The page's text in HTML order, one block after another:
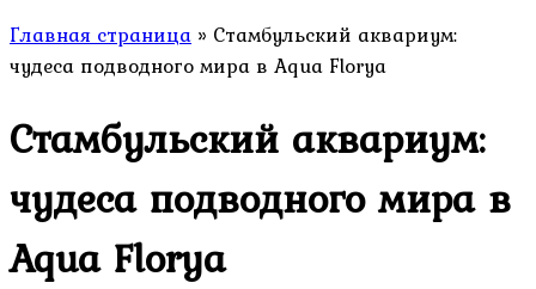
Главная страница » Стамбульский аквариум:
чудеса подводного мира в Aqua Florya
Стамбульский аквариум:
чудеса подводного мира в
Aqua Florya